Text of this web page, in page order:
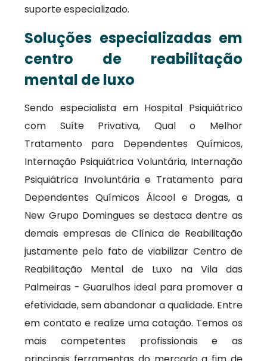
suporte especializado.
Soluções especializadas em
centro de reabilitação
mental de luxo
Sendo especialista em Hospital Psiquiátrico
com Suíte Privativa, Qual o Melhor
Tratamento para Dependentes Químicos,
Internação Psiquiátrica Voluntária, Internação
Psiquiátrica Involuntária e Tratamento para
Dependentes Químicos Álcool e Drogas, a
New Grupo Domingues se destaca dentre as
demais empresas de Clínica de Reabilitação
justamente pelo fato de viabilizar Centro de
Reabilitação Mental de Luxo na Vila das
Palmeiras - Guarulhos ideal para promover a
efetividade, sem abandonar a qualidade. Entre
em contato e realize uma cotação. Temos os
mais competentes profissionais e as